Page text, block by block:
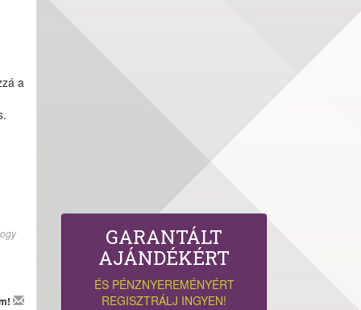
a
GARANTÁLT
AJÁNDÉKÉRT
ÉS PÉNZNYEREMÉNYÉRT
REGISZTRÁLJ INGYEN!